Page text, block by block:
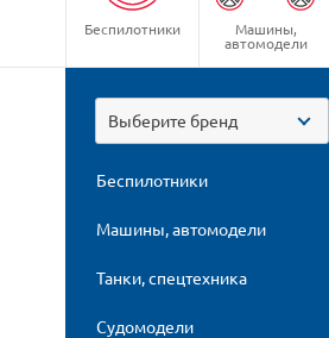
Беспилотники Машины,
автомодели
Выберите бренд
Беспилотники
Машины, автомодели
Танки, спецтехника
Судомодели